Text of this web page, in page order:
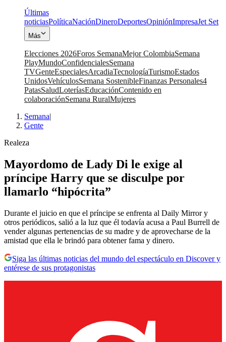
Últimas
noticiasPolíticaNaciónDineroDeportesOpiniónImpresaJet Set
Más
Elecciones 2026Foros SemanaMejor ColombiaSemana
PlayMundoConfidencialesSemana
TVGenteEspecialesArcadiaTecnologíaTurismoEstados
UnidosVehículosSemana SostenibleFinanzas Personales4
PatasSaludLoteríasEducaciónContenido en
colaboraciónSemana RuralMujeres
Semana|
Gente
Realeza
Mayordomo de Lady Di le exige al
príncipe Harry que se disculpe por
llamarlo “hipócrita”
Durante el juicio en que el príncipe se enfrenta al Daily Mirror y
otros periódicos, salió a la luz que él todavía acusa a Paul Burrell de
vender algunas pertenencias de su madre y de aprovecharse de la
amistad que ella le brindó para obtener fama y dinero.
Siga las últimas noticias del mundo del espectáculo en Discover y
entérese de sus protagonistas